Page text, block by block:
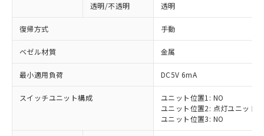
透明/不透明 透明
復帰方式 手動
ベゼル材質 金属
最小適用負荷 DC5V 6mA
スイッチユニット構成
ユニット位置1: NO
ユニット位置2: 点灯ユニット
ユニット位置3: NO